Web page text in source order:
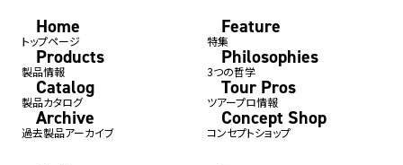
Home
トップページ
Products
製品情報
Catalog
製品カタログ
Archive
過去製品アーカイブ
Feature
特集
Philosophies
3つの哲学
Tour Pros
ツアープロ情報
Concept Shop
コンセプトショップ